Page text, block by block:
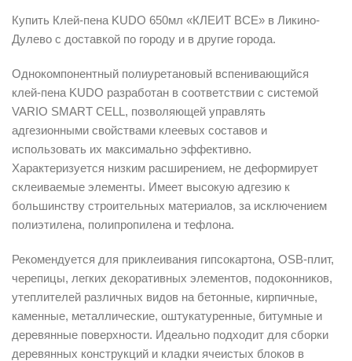
Купить Клей-пена KUDO 650мл «КЛЕИТ ВСЕ» в Ликино-
Дулево с доставкой по городу и в другие города.
Однокомпонентный полиуретановый вспенивающийся
клей-пена KUDO разработан в соответствии с системой
VARIO SMART CELL, позволяющей управлять
адгезионными свойствами клеевых составов и
использовать их максимально эффективно.
Характеризуется низким расширением, не деформирует
склеиваемые элементы. Имеет высокую адгезию к
большинству строительных материалов, за исключением
полиэтилена, полипропилена и тефлона.
Рекомендуется для приклеивания гипсокартона, OSB-плит,
черепицы, легких декоративных элементов, подоконников,
утеплителей различных видов на бетонные, кирпичные,
каменные, металлические, оштукатуренные, битумные и
деревянные поверхности. Идеально подходит для сборки
деревянных конструкций и кладки ячеистых блоков в